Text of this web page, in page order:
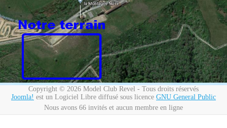
Copyright © 2026 Model Club Revel - Tous droits réservés
Joomla! est un Logiciel Libre diffusé sous licence GNU General Public
Nous avons 66 invités et aucun membre en ligne